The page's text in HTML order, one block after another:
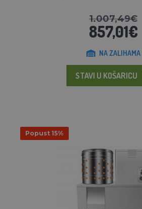
1.007,49€
857,01€
NA ZALIHAMA
STAVI U KOŠARICU
Popust 15%